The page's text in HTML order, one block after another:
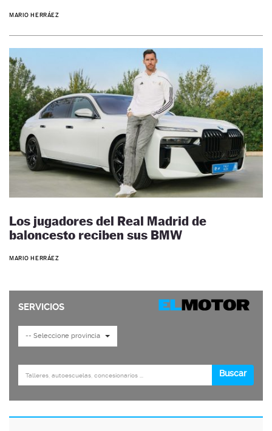
MARIO HERRÁEZ
Los jugadores del Real Madrid de
baloncesto reciben sus BMW
MARIO HERRÁEZ